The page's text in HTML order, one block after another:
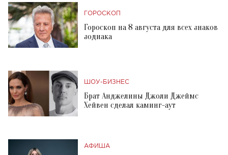
ГОРОСКОП
Гороскоп на 8 августа для всех знаков
зодиака
ШОУ-БИЗНЕС
Брат Анджелины Джоли Джеймс
Хейвен сделал каминг-аут
АФИША